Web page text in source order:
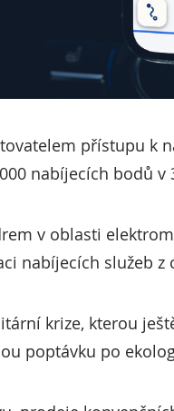
přístupu k
nabíjecích bodů v
v oblasti
nabíjecích služeb z
krize, kterou
poptávku po